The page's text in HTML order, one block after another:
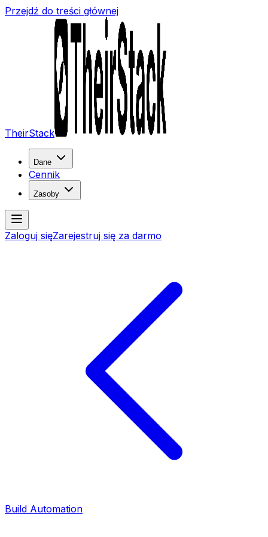
Przejdź do treści głównej
TheirStack
Dane
Cennik
Zasoby
Zaloguj sięZarejestruj się za darmo
Build Automation